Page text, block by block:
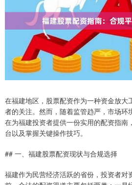
在福建地区，股票配资作为一种资金放大
者的关注。然而，随着监管趋严，市场环
在为福建投资者提供一份实用的配资指南
台以及掌握关键操作技巧。
## 一、福建股票配资现状与合规选择
福建作为民营经济活跃的省份，投资者对